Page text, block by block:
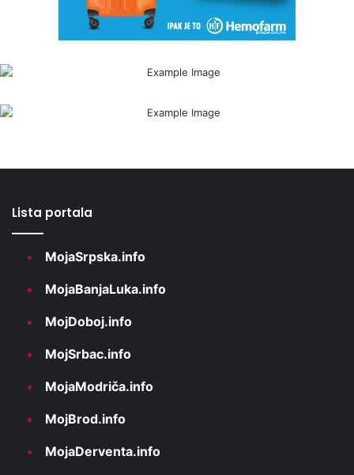
Lista portala
MojaSrpska.info
MojaBanjaLuka.info
MojDoboj.info
MojSrbac.info
MojaModriča.info
MojBrod.info
MojaDerventa.info